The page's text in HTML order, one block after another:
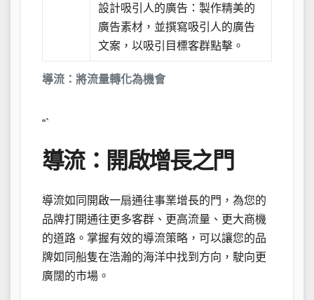
導流：將流量轉化為機會
設計吸引人的廣告：製作精美的
廣告素材，並撰寫吸引人的廣告
文案，以吸引目標客群點擊。
“`
導流：開啟增長之門
導流如同開啟一扇通往事業增長的門，為您的
品牌打開通往更多客群、更高流量、更大商機
的道路。掌握有效的導流策略，可以讓您的品
牌如同船隻在浩瀚的海洋中找到方向，駛向更
廣闊的市場。